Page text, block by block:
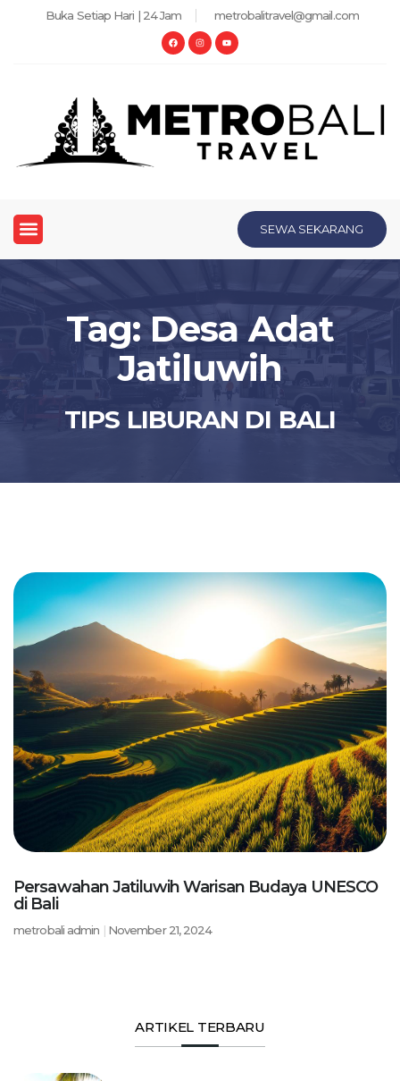
Buka Setiap Hari | 24 Jam metrobalitravel@gmail.com
SEWA SEKARANG
Tag: Desa Adat
Jatiluwih
TIPS LIBURAN DI BALI
Persawahan Jatiluwih Warisan Budaya UNESCO
di Bali
metrobali admin November 21, 2024
ARTIKEL TERBARU